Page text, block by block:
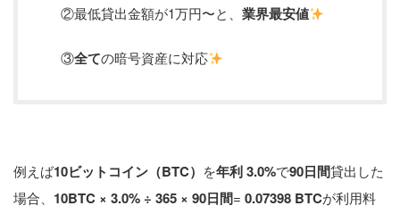
②最低貸出金額が1万円〜と、 業界最安値
③全ての暗号資産に対応
例えば10ビットコイン（BTC） を年利 3.0%で90日間貸出した
場合、 10BTC × 3.0% ÷ 365 × 90日間= 0.07398 BTCが利用料